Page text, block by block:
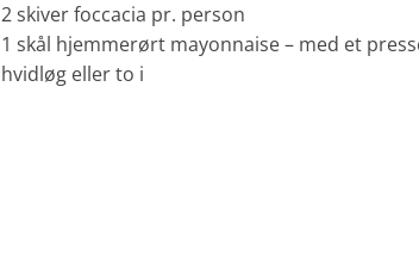
2 skiver foccacia pr. person
1 skål hjemmerørt mayonnaise – med et
hvidløg eller to i